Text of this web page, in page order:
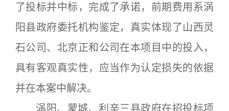
了投标并中标，完成了承诺，前期费用系涡
阳县政府委托机构鉴定，真实体现了山西灵
石公司、北京正和公司在本项目中的投入，
具有客观真实性，应当作为认定损失的依据
并在本案中解决。
涡阳、蒙城、利辛三县政府在招投标项